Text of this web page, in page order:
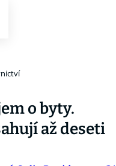
o byty.
až deseti